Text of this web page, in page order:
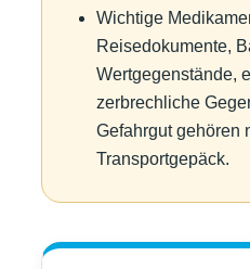
Wichtige
Reisedokumente,
Wertgegenstände,
zerbrechliche
Gefahrgut gehören
Transportgepäck.